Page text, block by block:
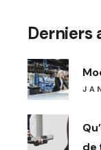
Derniers
de